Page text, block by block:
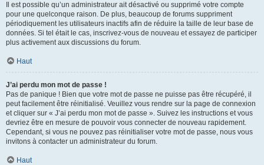
Il est possible qu’un administrateur ait désactivé ou supprimé votre compte
pour une quelconque raison. De plus, beaucoup de forums suppriment
périodiquement les utilisateurs inactifs afin de réduire la taille de leur base de
données. Si tel était le cas, inscrivez-vous de nouveau et essayez de participer
plus activement aux discussions du forum.
Haut
J’ai perdu mon mot de passe !
Pas de panique ! Bien que votre mot de passe ne puisse pas être récupéré, il
peut facilement être réinitialisé. Veuillez vous rendre sur la page de connexion
et cliquer sur « J’ai perdu mon mot de passe ». Suivez les instructions et vous
devriez être en mesure de pouvoir vous connecter de nouveau rapidement.
Cependant, si vous ne pouvez pas réinitialiser votre mot de passe, nous vous
invitons à contacter un administrateur du forum.
Haut